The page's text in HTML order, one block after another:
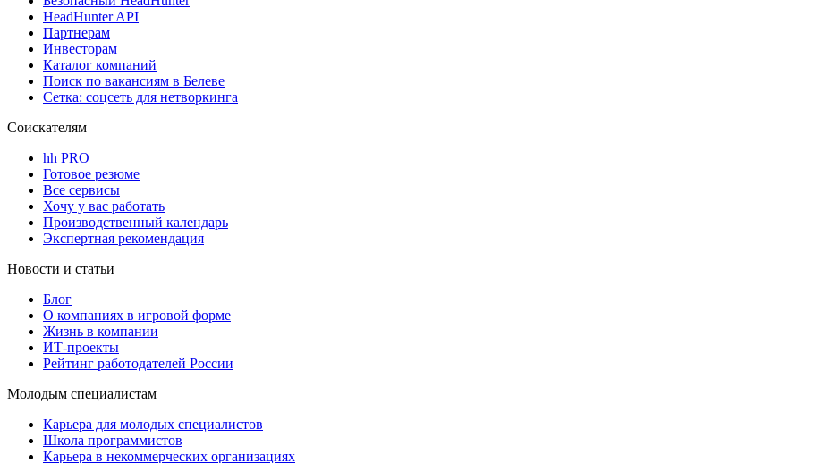
HeadHunter API
Партнерам
Инвесторам
Каталог компаний
Поиск по вакансиям в Белеве
Сетка: соцсеть для нетворкинга
Соискателям
hh PRO
Готовое резюме
Все сервисы
Хочу у вас работать
Производственный календарь
Экспертная рекомендация
Новости и статьи
Блог
О компаниях в игровой форме
Жизнь в компании
ИТ-проекты
Рейтинг работодателей России
Молодым специалистам
Карьера для молодых специалистов
Школа программистов
Карьера в некоммерческих организациях